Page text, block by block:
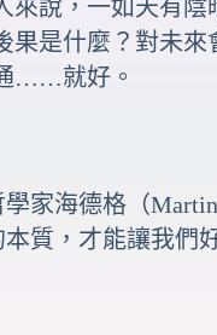
來說，一如天有
果是什麼？對未
……就好。
家海德格 （
質，才能讓我